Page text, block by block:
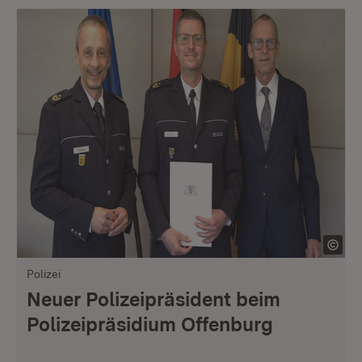
Polizei
Neuer Polizeipräsident beim
Polizeipräsidium Offenburg